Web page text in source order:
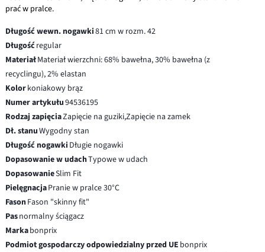
prać w pralce.
Długość wewn. nogawki81 cm w rozm. 42
Długośćregular
MateriałMateriał wierzchni: 68% bawełna, 30% bawełna (z
recyclingu), 2% elastan
Kolorkoniakowy brąz
Numer artykułu94536195
Rodzaj zapięciaZapięcie na guziki,Zapięcie na zamek
Dł. stanuWygodny stan
Długość nogawki Długie nogawki
Dopasowanie w udachTypowe w udach
DopasowanieSlim Fit
PielęgnacjaPranie w pralce 30°C
FasonFason "skinny fit"
Pasnormalny ściągacz
Markabonprix
Podmiot gospodarczy odpowiedzialny przed UE bonprix